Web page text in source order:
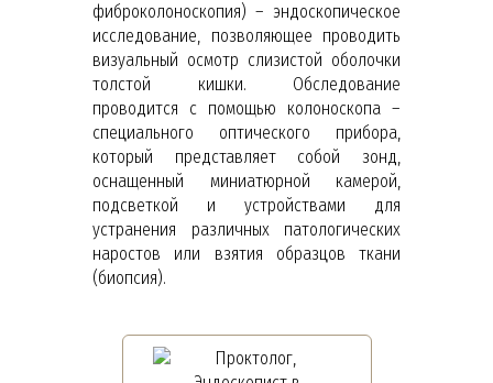
фиброколоноскопия) – эндоскопическое
исследование, позволяющее проводить
визуальный осмотр слизистой оболочки
толстой кишки. Обследование
проводится с помощью колоноскопа –
специального оптического прибора,
который представляет собой зонд,
оснащенный миниатюрной камерой,
подсветкой и устройствами для
устранения различных патологических
наростов или взятия образцов ткани
(биопсия).